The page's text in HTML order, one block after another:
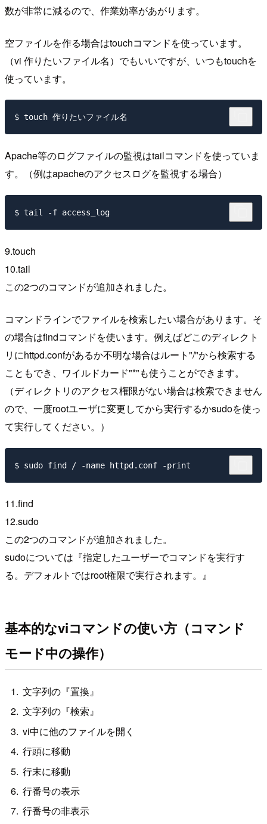
数が非常に減るので、作業効率があがります。
空ファイルを作る場合はtouchコマンドを使っています。
（vi 作りたいファイル名）でもいいですが、いつもtouchを
使っています。
Apache等のログファイルの監視はtailコマンドを使っていま
す。（例はapacheのアクセスログを監視する場合）
9.touch
10.tail
この2つのコマンドが追加されました。
コマンドラインでファイルを検索したい場合があります。そ
の場合はfindコマンドを使います。例えばどこのディレクト
リにhttpd.confがあるか不明な場合はルート"/"から検索する
こともでき、ワイルドカード"*"も使うことができます。
（ディレクトリのアクセス権限がない場合は検索できません
ので、一度rootユーザに変更してから実行するかsudoを使っ
て実行してください。）
11.find
12.sudo
この2つのコマンドが追加されました。
sudoについては『指定したユーザーでコマンドを実行す
る。デフォルトではroot権限で実行されます。』
基本的なviコマンドの使い方（コマンド
モード中の操作）
文字列の『置換』
文字列の『検索』
vi中に他のファイルを開く
行頭に移動
行末に移動
行番号の表示
行番号の非表示